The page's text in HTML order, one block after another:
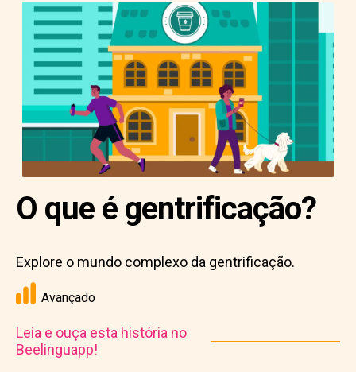
O que é gentrificação?
Explore o mundo complexo da gentrificação.
Avançado
Leia e ouça esta história no
Beelinguapp!